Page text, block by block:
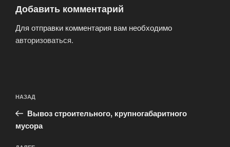
Добавить комментарий
Для отправки комментария вам необходимо
авторизоваться.
по
записям
Предыдущая
запись:
НАЗАД
Вывоз строительного, крупногабаритного
мусора